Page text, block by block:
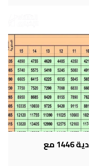
سلم رواتب الخدمة المدنية السعودية 1446 مع